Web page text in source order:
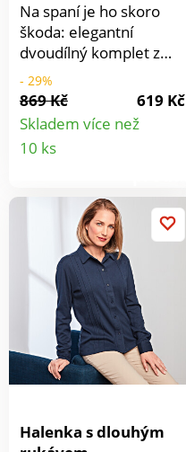
Na spaní je ho skoro
škoda: elegantní
dvoudílný komplet z
hedvábně měkkého
žerzeje. 3/4 rukáv.
Elastický pas. Snadná
údržba. Rafinovaně
asymetrický vrchní díl a
kapsami.
- 29%
869 Kč
619 Kč
Skladem více než
10 ks
Halenka s dlouhým